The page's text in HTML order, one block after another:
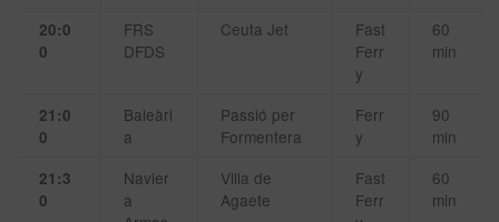
20:0
0
FRS
DFDS
Ceuta Jet
Fast
Ferr
y
60
min
21:0
0
Baleàri
a
Passió per
Formentera
Ferr
y
90
min
21:3
0
Navier
a
Villa de
Agaete
Fast
Ferr
60
min